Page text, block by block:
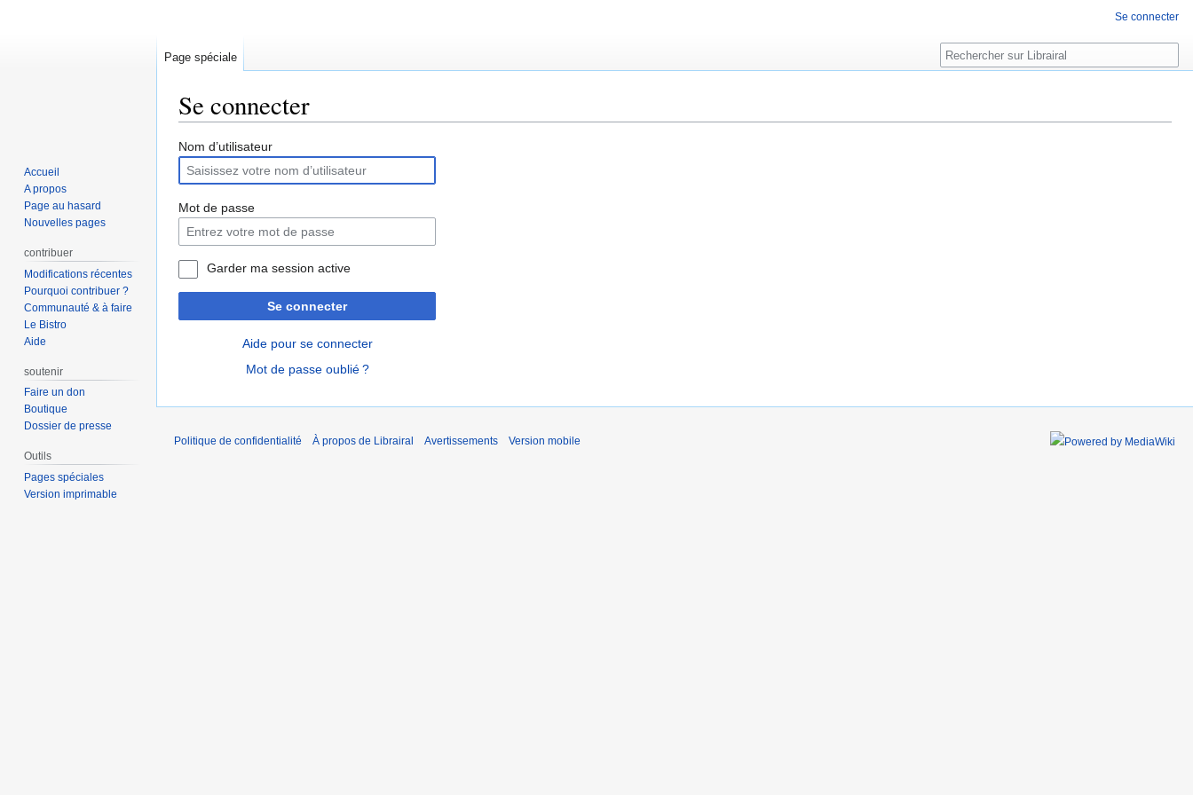
Se connecter
Aller
la
navigation
Aller
la
recherche
Nom d’utilisateur
Mot de passe
Garder ma session active
Se connecter
Aide pour se connecter
Mot de passe oublié ?
Se connecter
Page spéciale Rechercher
Accueil
A propos
Page au hasard
Nouvelles pages
contribuer
Modifications récentes
Pourquoi contribuer ?
Communauté & à faire
Le Bistro
Aide
soutenir
Faire un don
Boutique
Dossier de presse
Outils
Pages spéciales
Version imprimable
Politique de confidentialité À propos de Librairal Avertissements Version mobile